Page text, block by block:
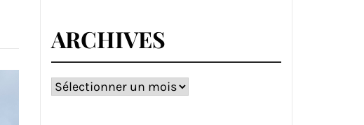
ARCHIVES
Archives